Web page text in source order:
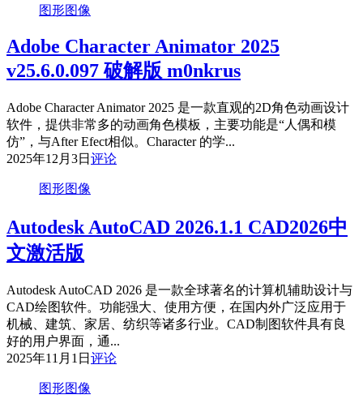
图形图像
Adobe Character Animator 2025
v25.6.0.097 破解版 m0nkrus
Adobe Character Animator 2025 是一款直观的2D角色动画设计
软件，提供非常多的动画角色模板，主要功能是“人偶和模
仿”，与After Efect相似。Character 的学...
2025年12月3日 评论
图形图像
Autodesk AutoCAD 2026.1.1 CAD2026中
文激活版
Autodesk AutoCAD 2026 是一款全球著名的计算机辅助设计与
CAD绘图软件。功能强大、使用方便，在国内外广泛应用于
机械、建筑、家居、纺织等诸多行业。CAD制图软件具有良
好的用户界面，通...
2025年11月1日 评论
图形图像